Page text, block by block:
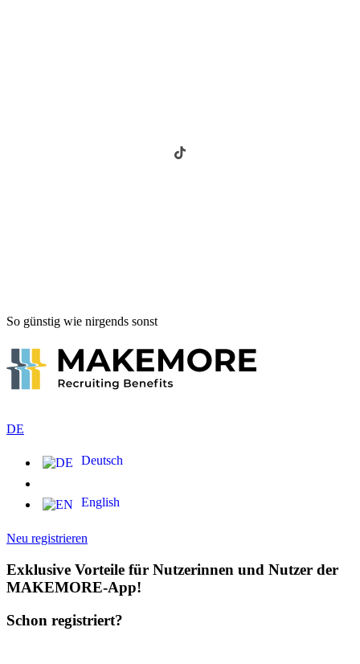
So günstig wie nirgends sonst
DE
Deutsch
English
Neu registrieren
Exklusive Vorteile für Nutzerinnen und Nutzer der
MAKEMORE-App!
Schon registriert?